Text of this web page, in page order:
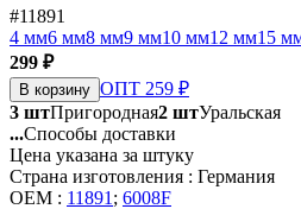
#11891
4 мм6 мм8 мм9 мм10 мм12 мм15
299 ₽
В корзину ОПТ 259 ₽
3 штПригородная2 штУральская
...Способы доставки
Цена указана за штуку
Страна изготовления : Германия
OEM : 11891 ; 6008F